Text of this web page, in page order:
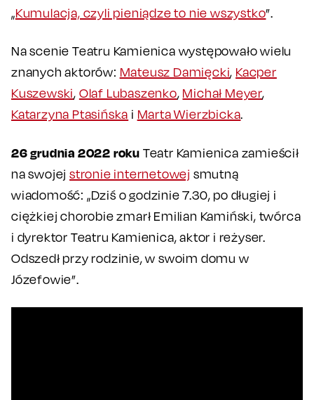
„Kumulacja, czyli pieniądze to nie wszystko”.
Na scenie Teatru Kamienica występowało wielu
znanych aktorów: Mateusz Damięcki, Kacper
Kuszewski, Olaf Lubaszenko, Michał Meyer,
Katarzyna Ptasińska i Marta Wierzbicka.
26 grudnia 2022 roku Teatr Kamienica zamieścił
na swojejstronie internetowej smutną
wiadomość: „Dziś o godzinie 7.30, po długiej i
ciężkiej chorobie zmarł Emilian Kamiński, twórca
i dyrektor Teatru Kamienica, aktor i reżyser.
Odszedł przy rodzinie, w swoim domu w
Józefowie”.